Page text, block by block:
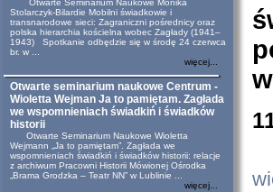
Otwarte Seminarium Naukowe Monika
Stolarczyk-Bilardie Mobilni świadkowie i
transnarodowe sieci: Zagraniczni pośrednicy oraz
polska hierarchia kościelna wobec Zagłady (1941–
1943) Spotkanie odbędzie się w środę 24 czerwca
br. w ...
więcej...
Otwarte seminarium naukowe Centrum -
Wioletta Wejman Ja to pamiętam. Zagłada
we wspomnieniach świadkiń i świadków
historii
Otwarte Seminarium Naukowe Wioletta
Wejmann „Ja to pamiętam”. Zagłada we
wspomnieniach świadkiń i świadków historii: relacje
z archiwum Pracowni Historii Mówionej Ośrodka
„Brama Grodzka – Teatr NN” w Lublinie ...
więcej...